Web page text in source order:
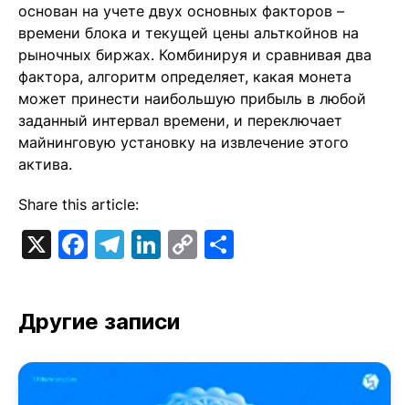
основан на учете двух основных факторов –
времени блока и текущей цены альткойнов на
рыночных биржах. Комбинируя и сравнивая два
фактора, алгоритм определяет, какая монета
может принести наибольшую прибыль в любой
заданный интервал времени, и переключает
майнинговую установку на извлечение этого
актива.
Share this article:
X Facebook
Telegram
LinkedIn
Copy
Другие записи